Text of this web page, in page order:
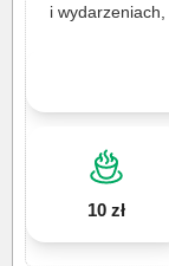
i wydarzeniach,
10 zł